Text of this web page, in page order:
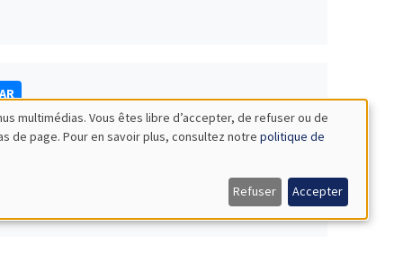
multimédias. Vous êtes libre d’accepter, de refuser ou de
de page. Pour en savoir plus, consultez notre politique de
Refuser Accepter